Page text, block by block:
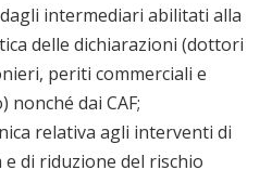
intermediari abilitati alla
delle dichiarazioni (dottori
periti commerciali e
dai CAF;
relativa agli interventi di
di riduzione del rischio